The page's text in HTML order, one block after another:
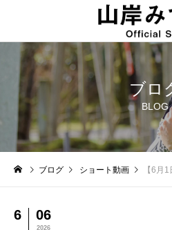
ブロ
BLOG
ブログ ショート動画 【6月
6 06
2026